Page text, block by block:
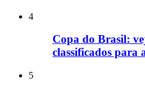
4
Copa do Brasil:
classificados para
5